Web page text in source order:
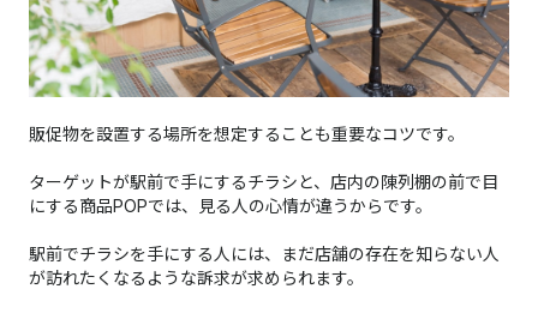
販促物を設置する場所を想定することも重要なコツです。
ターゲットが駅前で手にするチラシと、店内の陳列棚の前で目
にする商品POPでは、見る人の心情が違うからです。
駅前でチラシを手にする人には、まだ店舗の存在を知らない人
が訪れたくなるような訴求が求められます。